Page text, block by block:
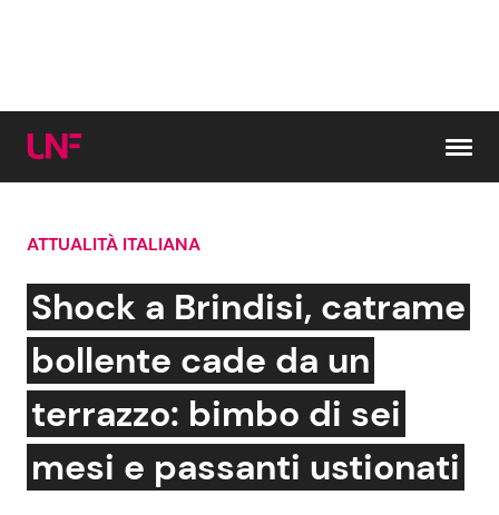
Cerca:
News e Cronaca
Attualità Italiana
Dal Mondo
Gossip e TV
Bellezze VIP
Coppie VIP
ATTUALITÀ ITALIANA
Shock a Brindisi, catrame
bollente cade da un
terrazzo: bimbo di sei
mesi e passanti ustionati